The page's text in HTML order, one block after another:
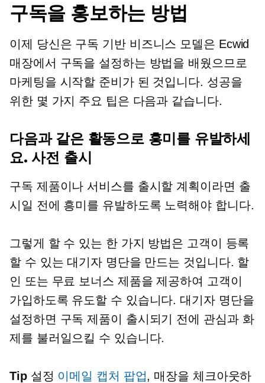
구독을 홍보하는 방법
이제 당신은 구독 기반비즈니스 모델은 Ecwid
매장에서 구독을 설정하는 방법을 배웠으므로
마케팅을 시작할 준비가 된 것입니다. 성공을
위한 몇 가지 주요 팁은 다음과 같습니다.
다음과 같은 활동으로 흥미를 유발하세
요.사전 출시
구독 제품이나 서비스를 출시할 계획이라면 출
시일 전에 흥미를 유발하도록 노력해야 합니다.
그렇게 할 수 있는 한 가지 방법은 고객이 등록
할 수 있는 대기자 명단을 만드는 것입니다. 할
인 또는 무료 보너스 제품을 제공하여 고객이
가입하도록 유도할 수 있습니다. 대기자 명단을
설정하면 구독 제품이 출시되기 전에 관심과 화
제를 불러일으킬 수 있습니다.
Tip설정 이메일 캡처 팝업, 매장을 체크아웃하